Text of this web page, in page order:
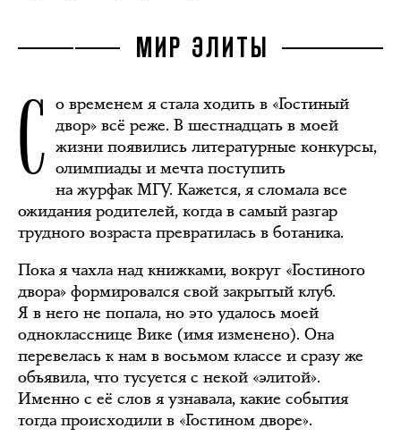
МИР ЭЛИТЫ
С о временем я стала ходить в «Гостиный
двор» всё реже. В шестнадцать в моей
жизни появились литературные конкурсы,
олимпиады и мечта поступить
на журфак МГУ. Кажется, я сломала все
ожидания родителей, когда в самый разгар
трудного возраста превратилась в ботаника.
Пока я чахла над книжками, вокруг «Гостиного
двора» формировался свой закрытый клуб.
Я в него не попала, но это удалось моей
однокласснице Вике (имя изменено). Она
перевелась к нам в восьмом классе и сразу же
объявила, что тусуется с некой «элитой».
Именно с её слов я узнавала, какие события
тогда происходили в «Гостином дворе».